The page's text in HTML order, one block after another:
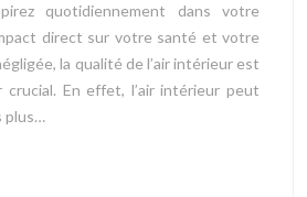
quotidiennement dans votre
direct sur votre santé et votre
la qualité de l’air intérieur est
En effet, l’air intérieur peut
plus…